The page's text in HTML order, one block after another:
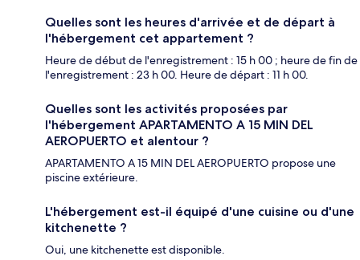
Quelles sont les heures d'arrivée et de départ à
l'hébergement cet appartement ?
Heure de début de l'enregistrement : 15 h 00 ; heure de fin de
l'enregistrement : 23 h 00. Heure de départ : 11 h 00.
Quelles sont les activités proposées par
l'hébergement APARTAMENTO A 15 MIN DEL
AEROPUERTO et alentour ?
APARTAMENTO A 15 MIN DEL AEROPUERTO propose une
piscine extérieure.
L'hébergement est-il équipé d'une cuisine ou d'une
kitchenette ?
Oui, une kitchenette est disponible.